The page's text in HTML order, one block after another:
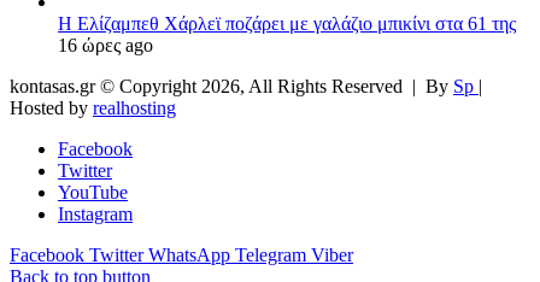
Η Ελίζαμπεθ Χάρλεϊ ποζάρει με γαλάζιο μπικίνι στα 61 της
16 ώρες ago
kontasas.gr © Copyright 2026, All Rights Reserved | By Sp |
Hosted by realhosting
Facebook
Twitter
YouTube
Instagram
Facebook Twitter WhatsApp Telegram Viber
Back to top button